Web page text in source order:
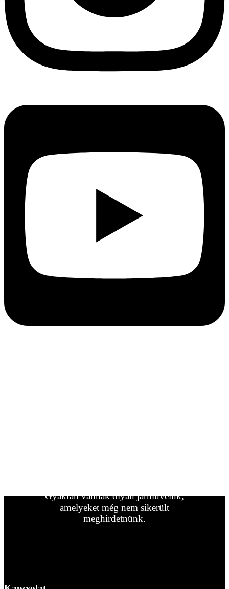
Gyakran vannak olyan járműveink,
amelyeket még nem sikerült
meghirdetnünk.